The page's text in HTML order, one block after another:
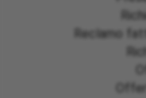
Reclamo